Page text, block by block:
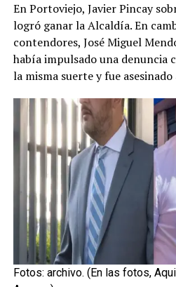
En Portoviejo, Javier Pincay
logró ganar la Alcaldía. En
contendores, José Miguel
había impulsado una
la misma suerte y fue
Fotos: archivo. (En las fotos,